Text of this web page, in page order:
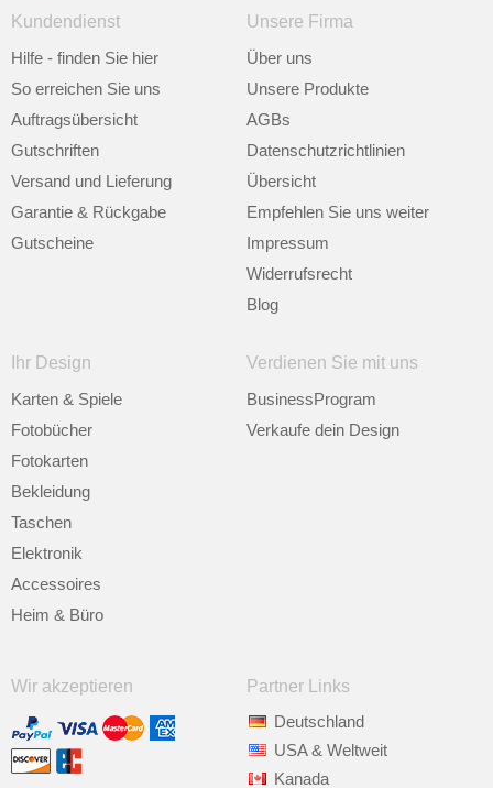
Kundendienst
Hilfe - finden Sie hier
So erreichen Sie uns
Auftragsübersicht
Gutschriften
Versand und Lieferung
Garantie & Rückgabe
Gutscheine
Unsere Firma
Über uns
Unsere Produkte
AGBs
Datenschutzrichtlinien
Übersicht
Empfehlen Sie uns weiter
Impressum
Widerrufsrecht
Blog
Ihr Design
Karten & Spiele
Fotobücher
Fotokarten
Bekleidung
Taschen
Elektronik
Accessoires
Heim & Büro
Verdienen Sie mit uns
BusinessProgram
Verkaufe dein Design
Wir akzeptieren
Partner Links
Deutschland
USA & Weltweit
Kanada